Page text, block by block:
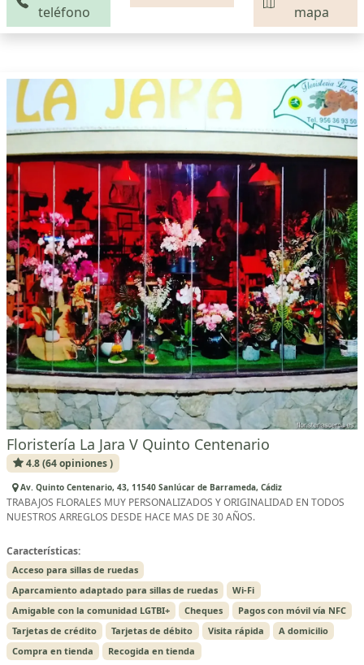
teléfono
mapa
Floristería La Jara V Quinto Centenario
4.8 (64 opiniones )
Av. Quinto Centenario, 43, 11540 Sanlúcar de Barrameda, Cádiz
TRABAJOS FLORALES MUY PERSONALIZADOS Y ORIGINALIDAD EN TODOS
NUESTROS ARREGLOS DESDE HACE MAS DE 30 AÑOS.
Características:
Acceso para sillas de ruedas
Aparcamiento adaptado para sillas de ruedas
Wi-Fi
Amigable con la comunidad LGTBI+
Cheques
Pagos con móvil vía NFC
Tarjetas de crédito
Tarjetas de débito Visita rápida
A domicilio
Compra en tienda
Recogida en tienda